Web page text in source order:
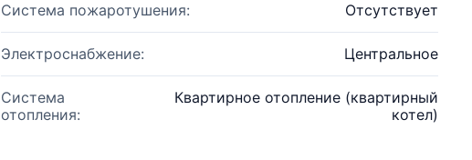
Система пожаротушения: Отсутствует
Электроснабжение: Центральное
Система
отопления:
Квартирное отопление (квартирный
котел)